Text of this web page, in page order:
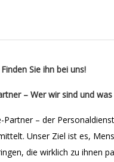
Sie ihn bei uns!
– Wer wir sind und
Partner – der
Unser Ziel ist es,
die wirklich zu ihnen